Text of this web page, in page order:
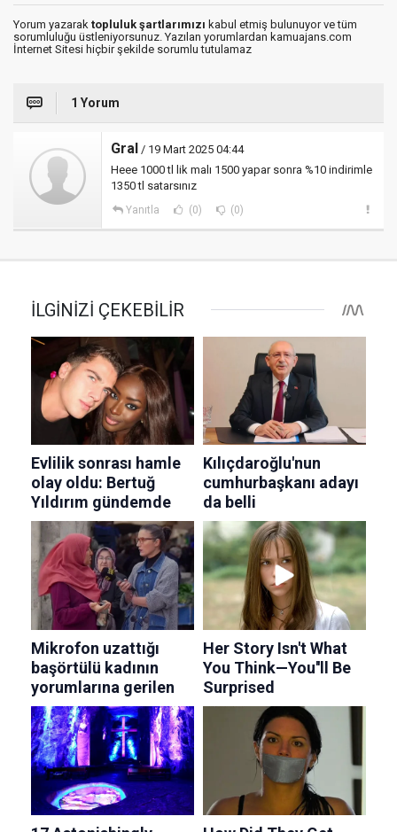
Yorum yazarak topluluk şartlarımızı kabul etmiş bulunuyor ve tüm
sorumluluğu üstleniyorsunuz. Yazılan yorumlardan kamuajans.com
İnternet Sitesi hiçbir şekilde sorumlu tutulamaz
1 Yorum
Gral / 19 Mart 2025 04:44
Heee 1000 tl lik malı 1500 yapar sonra %10 indirimle
1350 tl satarsınız
Yanıtla (0) (0)